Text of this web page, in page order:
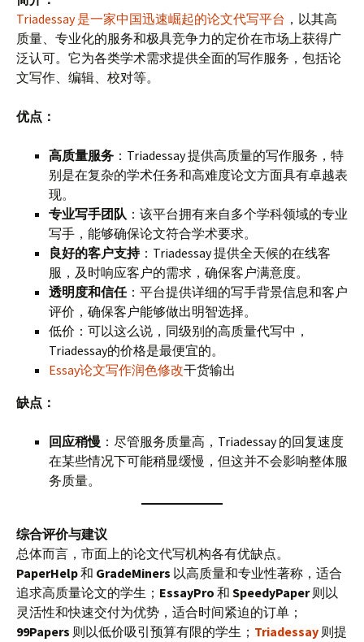
Triadessay 是一家中国迅速崛起的论文代写平台 ，以其高
质量、专业化的服务和极具竞争力的定价在市场上获得广
泛认可。它为各类学术需求提供全面的写作服务，包括论
文写作、编辑、校对等。
优点：
高质量服务 ：Triadessay 提供高质量的写作服务，特
别是在复杂的学术任务和高难度论文方面具有卓越表
现。
专业写手团队 ：该平台拥有来自多个学科领域的专业
写手，能够确保论文符合学术要求。
良好的客户支持：Triadessay 提供全天候的在线客
服，及时响应客户的需求，确保客户满意度。
透明度和信任：平台提供详细的写手背景信息和客户
评价，确保客户能够做出明智选择。
低价：可以这么说，同级别的高质量代写中，
Triadessay的价格是最便宜的。
Essay论文写作润色修改干货输出
缺点：
回应稍慢 ：尽管服务质量高，Triadessay 的回复速度
在某些情况下可能稍显缓慢，但这并不会影响整体服
务质量。
综合评价与建议
总体而言，市面上的论文代写机构各有优缺点。
PaperHelp和 GradeMiners 以高质量和专业性著称，适合
追求高质量论文的学生； EssayPro 和 SpeedyPaper则以
灵活性和快速交付为优势，适合时间紧迫的订单；
99Papers 则以低价吸引预算有限的学生； Triadessay 则提